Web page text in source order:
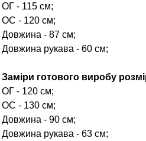
ОГ - 115 см;
ОС - 120 см;
Довжина - 87 см;
Довжина рукава - 60 см;
Заміри готового виробу
ОГ - 120 см;
ОС - 130 см;
Довжина - 90 см;
Довжина рукава - 63 см;